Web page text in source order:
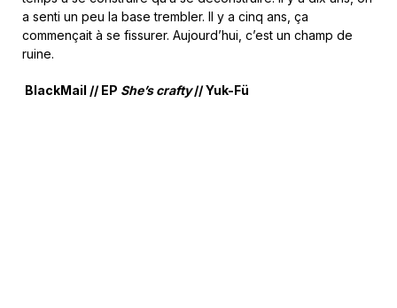
a senti un peu la base trembler. Il y a cinq ans, ça
commençait à se fissurer. Aujourd’hui, c’est un champ de
ruine.
BlackMail // EP She’s crafty// Yuk-Fü